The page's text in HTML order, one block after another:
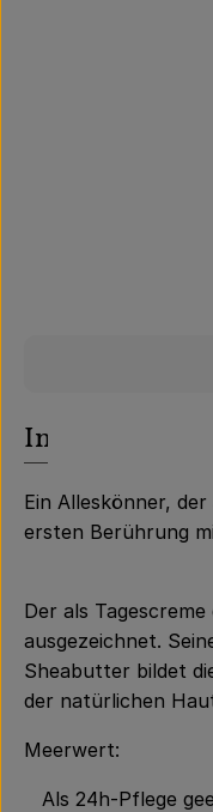
Info
Ein Alleskönner,
ersten Berührung
Der als
ausgezeichnet.
Sheabutter bildet
der natürlichen
Meerwert:
Als 24h-Pflege